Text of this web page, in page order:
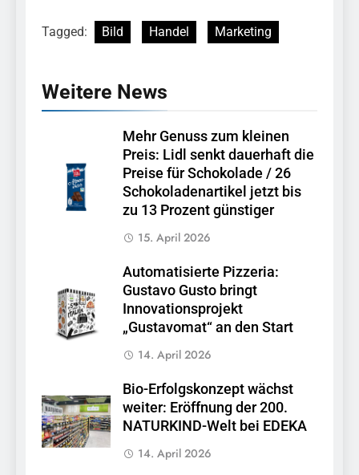
Tagged: Bild Handel Marketing
Weitere News
Mehr Genuss zum kleinen
Preis: Lidl senkt dauerhaft die
Preise für Schokolade / 26
Schokoladenartikel jetzt bis
zu 13 Prozent günstiger
15. April 2026
Automatisierte Pizzeria:
Gustavo Gusto bringt
Innovationsprojekt
„Gustavomat“ an den Start
14. April 2026
Bio-Erfolgskonzept wächst
weiter: Eröffnung der 200.
NATURKIND-Welt bei EDEKA
14. April 2026